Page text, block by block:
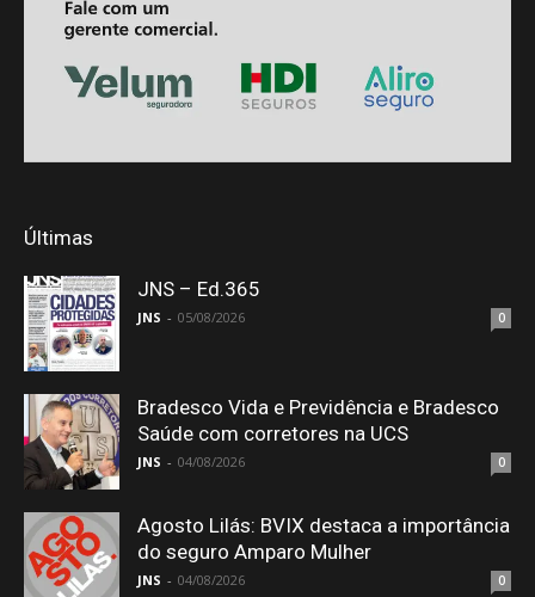
Últimas
JNS – Ed.365
JNS - 05/08/2026 0
Bradesco Vida e Previdência e Bradesco
Saúde com corretores na UCS
JNS - 04/08/2026 0
Agosto Lilás: BVIX destaca a importância
do seguro Amparo Mulher
JNS - 04/08/2026 0